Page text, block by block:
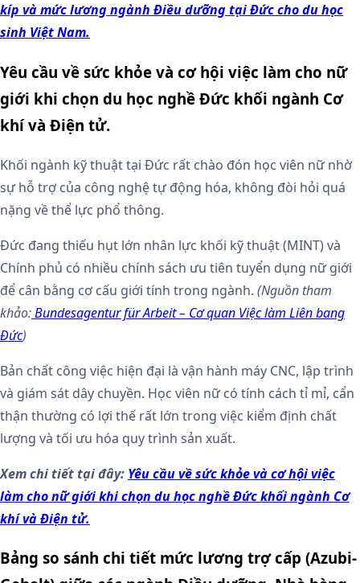
kíp và mức lương ngành Điều dưỡng tại Đức cho du học
sinh Việt Nam.
Yêu cầu về sức khỏe và cơ hội việc làm cho nữ
giới khi chọn du học nghề Đức khối ngành Cơ
khí và Điện tử.
Khối ngành kỹ thuật tại Đức rất chào đón học viên nữ nhờ
sự hỗ trợ của công nghệ tự động hóa, không đòi hỏi quá
nặng về thể lực phổ thông.
Đức đang thiếu hụt lớn nhân lực khối kỹ thuật (MINT) và
Chính phủ có nhiều chính sách ưu tiên tuyển dụng nữ giới
để cân bằng cơ cấu giới tính trong ngành. (Nguồn tham
khảo:Bundesagentur für Arbeit – Cơ quan Việc làm Liên bang
Đức)
Bản chất công việc hiện đại là vận hành máy CNC, lập trình
và giám sát dây chuyền. Học viên nữ có tính cách tỉ mỉ, cẩn
thận thường có lợi thế rất lớn trong việc kiểm định chất
lượng và tối ưu hóa quy trình sản xuất.
Xem chi tiết tại đây: Yêu cầu về sức khỏe và cơ hội việc
làm cho nữ giới khi chọn du học nghề Đức khối ngành Cơ
khí và Điện tử.
Bảng so sánh chi tiết mức lương trợ cấp (Azubi-